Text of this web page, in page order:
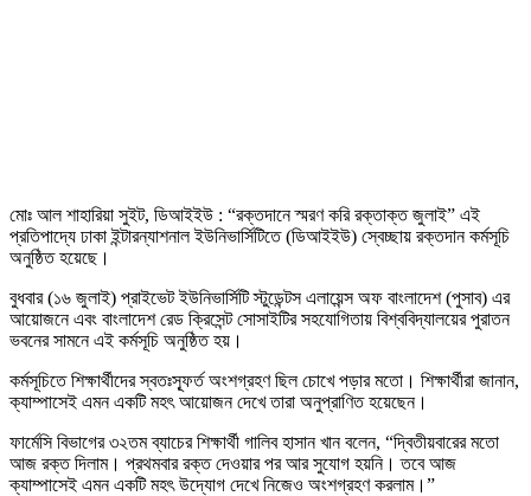
মোঃ আল শাহারিয়া সুইট, ডিআইইউ : “রক্তদানে স্মরণ করি রক্তাক্ত জুলাই” এই
প্রতিপাদ্যে ঢাকা ইন্টারন্যাশনাল ইউনিভার্সিটিতে (ডিআইইউ) স্বেচ্ছায় রক্তদান কর্মসূচি
অনুষ্ঠিত হয়েছে।
বুধবার (১৬ জুলাই) প্রাইভেট ইউনিভার্সিটি স্টুডেন্টস এলায়েন্স অফ বাংলাদেশ (পুসাব) এর
আয়োজনে এবং বাংলাদেশ রেড ক্রিসেন্ট সোসাইটির সহযোগিতায় বিশ্ববিদ্যালয়ের পুরাতন
ভবনের সামনে এই কর্মসূচি অনুষ্ঠিত হয়।
কর্মসূচিতে শিক্ষার্থীদের স্বতঃস্ফূর্ত অংশগ্রহণ ছিল চোখে পড়ার মতো। শিক্ষার্থীরা জানান,
ক্যাম্পাসেই এমন একটি মহৎ আয়োজন দেখে তারা অনুপ্রাণিত হয়েছেন।
ফার্মেসি বিভাগের ৩২তম ব্যাচের শিক্ষার্থী গালিব হাসান খান বলেন, “দ্বিতীয়বারের মতো
আজ রক্ত দিলাম। প্রথমবার রক্ত দেওয়ার পর আর সুযোগ হয়নি। তবে আজ
ক্যাম্পাসেই এমন একটি মহৎ উদ্যোগ দেখে নিজেও অংশগ্রহণ করলাম।”